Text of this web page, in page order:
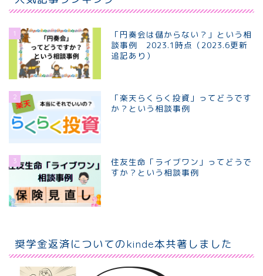
1
「円奏会は儲からない？」という相
談事例 2023.1時点（2023.6更新
追記あり）
2
「楽天らくらく投資」ってどうです
か？という相談事例
3
住友生命「ライブワン」ってどうで
すか？という相談事例
奨学金返済についてのkinde本共著しました